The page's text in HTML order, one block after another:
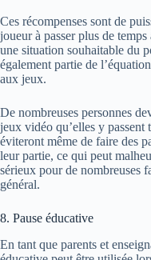
Ces récompenses sont de
joueur à passer plus de
une situation souhaitable du
également partie de
aux jeux.
De nombreuses personnes
jeux vidéo qu’elles y passent
éviteront même de faire des
leur partie, ce qui peut
sérieux pour de nombreuses
général.
8. Pause éducative
En tant que parents et